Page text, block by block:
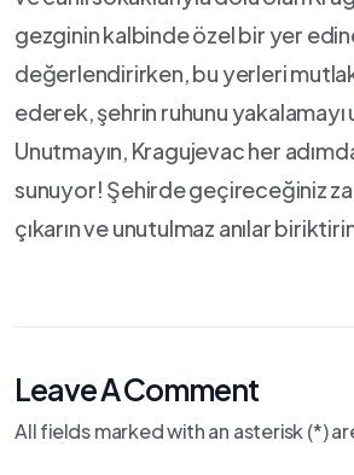
gezginin kalbinde özel bir yer
değerlendirirken, bu yerleri
ederek, şehrin ruhunu yakalamayı
Unutmayın, ⁤Kragujevac her
sunuyor! Şehirde⁤ geçireceğiniz⁣
çıkarın ve ​unutulmaz‌ anılar
Leave A Comment
All fields marked with an asterisk (*)